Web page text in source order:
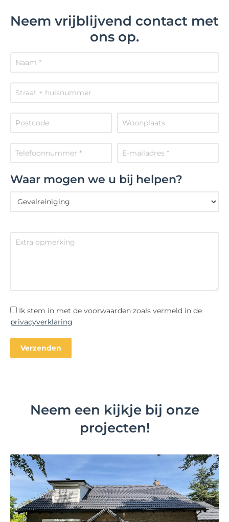
Neem vrijblijvend contact met
ons op.
Waar mogen we u bij helpen?
Ik stem in met de voorwaarden zoals vermeld in de
privacyverklaring
Neem een kijkje bij onze
projecten!